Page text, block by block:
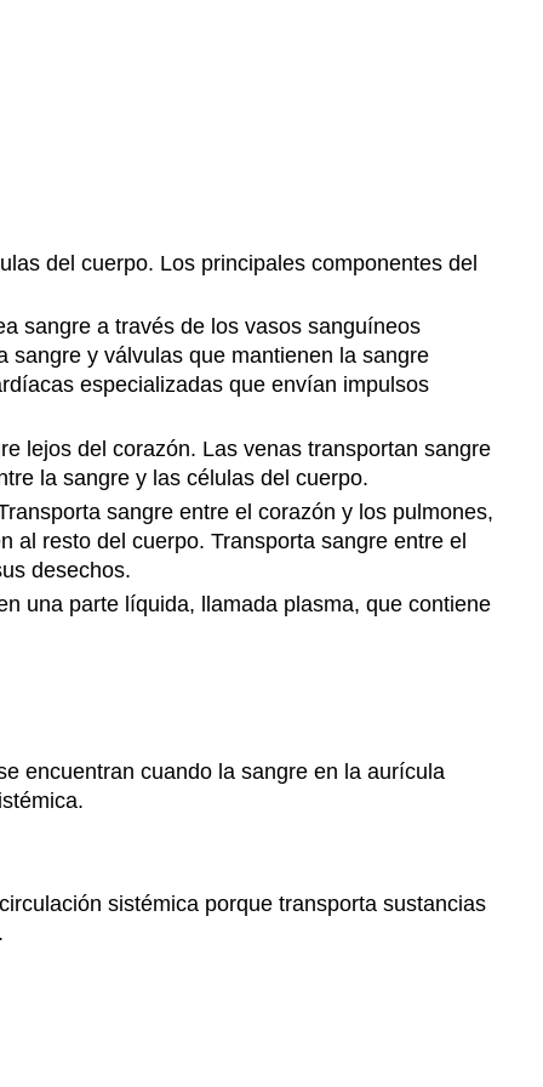
revisión
respuestas
17.7
Enfermedad
Preguntas
de
revisión
Revisar
17.8
resumen
del
del cuerpo. Los principales componentes del
sangre a través de los vasos sanguíneos
sangre y válvulas que mantienen la sangre
especializadas que envían impulsos
lejos del corazón. Las venas transportan sangre
la sangre y las células del cuerpo.
sangre entre el corazón y los pulmones,
resto del cuerpo. Transporta sangre entre el
desechos.
una parte líquida, llamada plasma, que contiene
encuentran cuando la sangre en la aurícula
sistémica porque transporta sustancias